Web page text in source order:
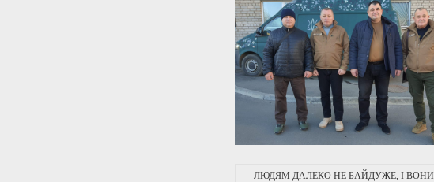
ЛЮДЯМ ДАЛЕКО НЕ БАЙДУЖЕ, І ВОНИ